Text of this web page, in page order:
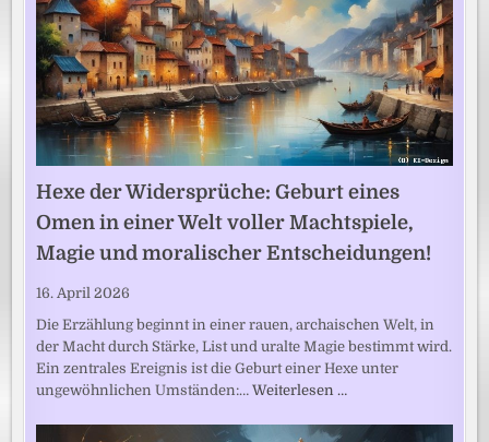
Hexe der Widersprüche: Geburt eines
Omen in einer Welt voller Machtspiele,
Magie und moralischer Entscheidungen!
16. April 2026
Die Erzählung beginnt in einer rauen, archaischen Welt, in
der Macht durch Stärke, List und uralte Magie bestimmt wird.
Ein zentrales Ereignis ist die Geburt einer Hexe unter
ungewöhnlichen Umständen:…Weiterlesen …